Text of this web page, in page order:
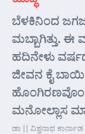
ಬೆಳಕಿನಿಂದ
ಮಬ್ಬಾಗಿತ್ತು.
ಹದಿನೇಳು
ಜೀವನ ಕೈ
ಮನೋಲ್ಲಾಸ
ಡಾ || ವಿಶ್ವನಾಥ ಕಾರ್ನಾಡ